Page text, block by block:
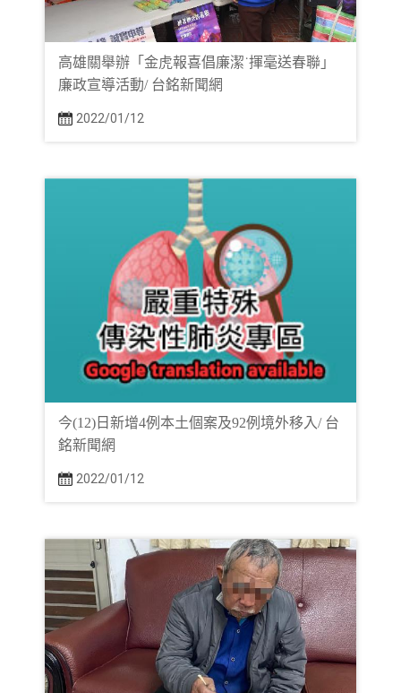
高雄關舉辦「金虎報喜倡廉潔˙揮毫送春聯」
廉政宣導活動/ 台銘新聞網
2022/01/12
今(12)日新增4例本土個案及92例境外移入/ 台
銘新聞網
2022/01/12